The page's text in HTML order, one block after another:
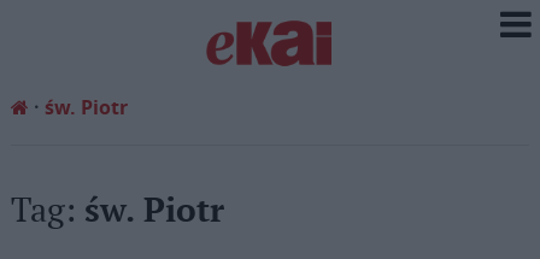
św. Piotr
Tag: św. Piotr